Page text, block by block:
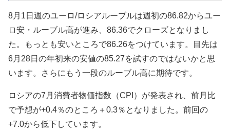
8月1日週のユーロ/ロシアルーブルは週初の86.82からユー
ロ安・ルーブル高が進み、86.36でクローズとなりまし
た。もっとも安いところで86.26をつけています。目先は
6月28日の年初来の安値の85.27を試すのではないかと思
います。さらにもう一段のルーブル高に期待です。
ロシアの7月消費者物価指数（CPI）が発表され、前月比
で予想が+0.4％のところ＋0.3％となりました。前回の
+7.0から低下しています。